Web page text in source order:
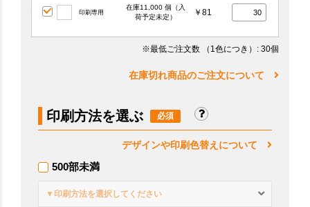
印刷専用
在庫11,000 個（入
荷予定未定）
￥81
※最低ご注文数 （1色につき） : 30個
在庫切れ商品のご注文について
印刷方法を選ぶ
デザインや印刷色替えについて
500部未満
▼印刷方法を選択してください